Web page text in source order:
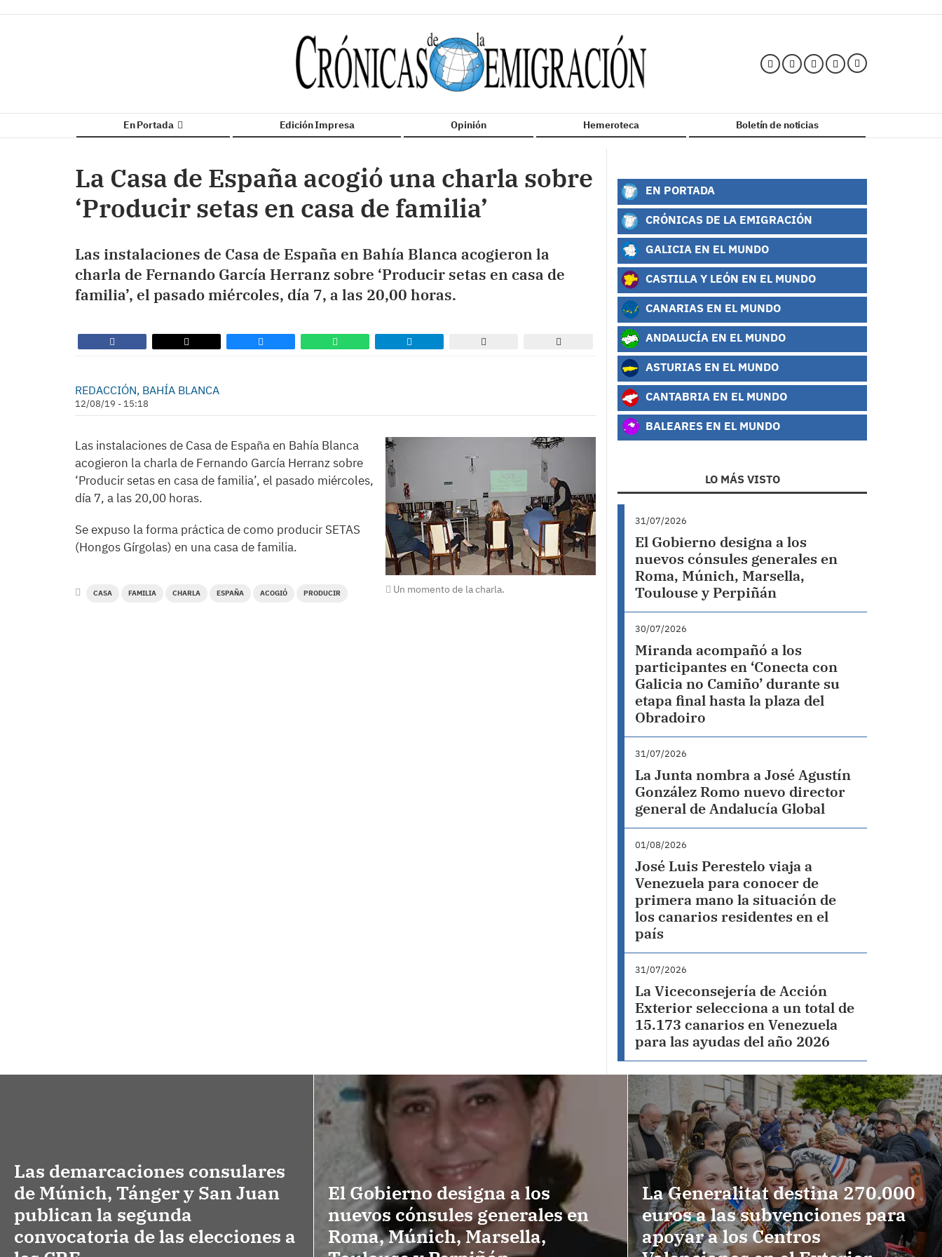
En Portada Edición Impresa Opinión Hemeroteca Boletín de noticias
La Casa de España acogió una charla sobre
‘Producir setas en casa de familia’
Las instalaciones de Casa de España en Bahía Blanca acogieron la
charla de Fernando García Herranz sobre ‘Producir setas en casa de
familia’, el pasado miércoles, día 7, a las 20,00 horas.
REDACCIÓN, BAHÍA BLANCA
12/08/19 - 15:18
Un momento de la charla.
Las instalaciones de Casa de España en Bahía Blanca
acogieron la charla de Fernando García Herranz sobre
‘Producir setas en casa de familia’, el pasado miércoles,
día 7, a las 20,00 horas.
Se expuso la forma práctica de como producir SETAS
(Hongos Gírgolas) en una casa de familia.
CASA FAMILIA CHARLA ESPAÑA ACOGIÓ PRODUCIR
EN PORTADA
CRÓNICAS DE LA EMIGRACIÓN
GALICIA EN EL MUNDO
CASTILLA Y LEÓN EN EL MUNDO
CANARIAS EN EL MUNDO
ANDALUCÍA EN EL MUNDO
ASTURIAS EN EL MUNDO
CANTABRIA EN EL MUNDO
BALEARES EN EL MUNDO
LO MÁS VISTO
31/07/2026
El Gobierno designa a los
nuevos cónsules generales en
Roma, Múnich, Marsella,
Toulouse y Perpiñán
30/07/2026
Miranda acompañó a los
participantes en ‘Conecta con
Galicia no Camiño’ durante su
etapa final hasta la plaza del
Obradoiro
31/07/2026
La Junta nombra a José Agustín
González Romo nuevo director
general de Andalucía Global
01/08/2026
José Luis Perestelo viaja a
Venezuela para conocer de
primera mano la situación de
los canarios residentes en el
país
31/07/2026
La Viceconsejería de Acción
Exterior selecciona a un total de
15.173 canarios en Venezuela
para las ayudas del año 2026
Las demarcaciones consulares
de Múnich, Tánger y San Juan
publican la segunda
convocatoria de las elecciones a
El Gobierno designa a los
nuevos cónsules generales en
Roma, Múnich, Marsella,
La Generalitat destina 270.000
euros a las subvenciones para
apoyar a los Centros